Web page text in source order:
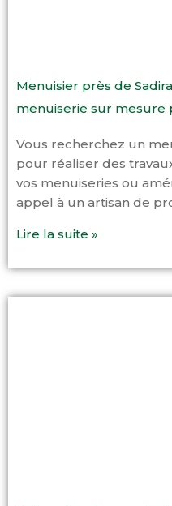
Menuisier près de
menuiserie sur mesure
Vous recherchez un
pour réaliser des
vos menuiseries ou
appel à un artisan de
Lire la suite »